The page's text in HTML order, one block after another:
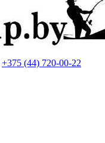
+375 (44) 720-00-22